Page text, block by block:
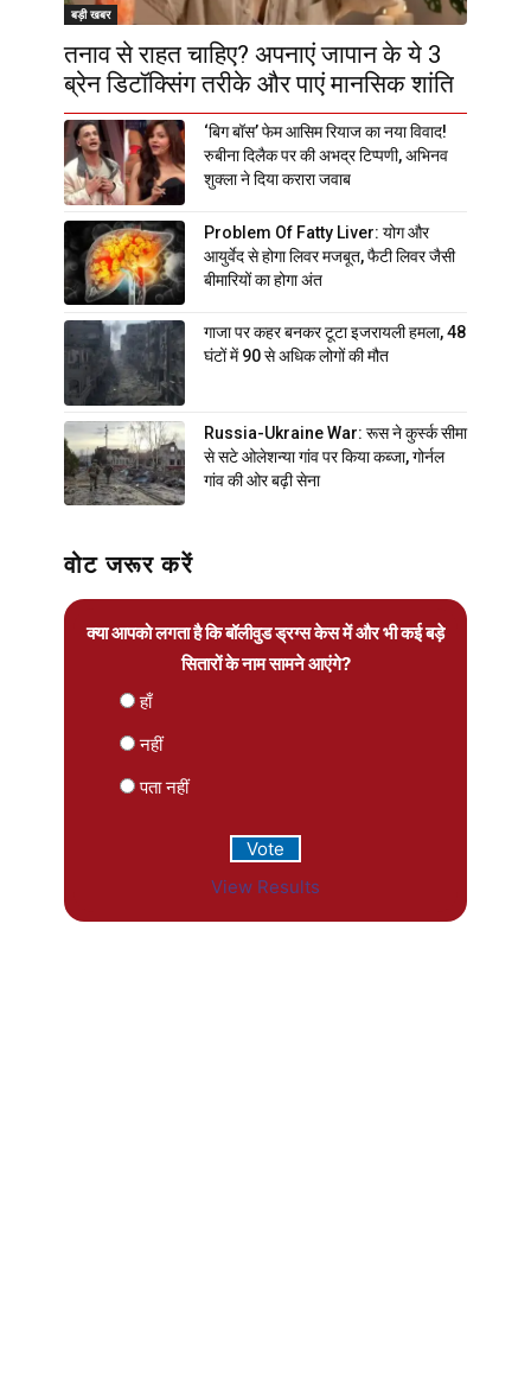
बड़ी खबर
तनाव से राहत चाहिए? अपनाएं जापान के ये 3
ब्रेन डिटॉक्सिंग तरीके और पाएं मानसिक शांति
‘बिग बॉस’ फेम आसिम रियाज का नया विवाद!
रुबीना दिलैक पर की अभद्र टिप्पणी, अभिनव
शुक्ला ने दिया करारा जवाब
Problem Of Fatty Liver: योग और
आयुर्वेद से होगा लिवर मजबूत, फैटी लिवर जैसी
बीमारियों का होगा अंत
गाजा पर कहर बनकर टूटा इजरायली हमला, 48
घंटों में 90 से अधिक लोगों की मौत
Russia-Ukraine War: रूस ने कुर्स्क सीमा
से सटे ओलेशन्या गांव पर किया कब्जा, गोर्नल
गांव की ओर बढ़ी सेना
वोट जरूर करें
क्या आपको लगता है कि बॉलीवुड ड्रग्स केस में और भी कई बड़े
सितारों के नाम सामने आएंगे?
हाँ
नहीं
पता नहीं
View Results